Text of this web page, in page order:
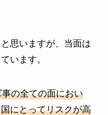
思いますが、当面は
います。
の全ての面におい
にとってリスクが高